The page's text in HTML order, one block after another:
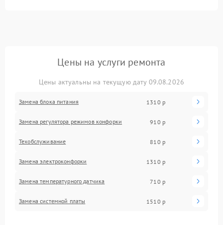
Цены на услуги ремонта
Цены актуальны на текущую дату 09.08.2026
Замена блока питания 1310 р
Замена регулятора режимов конфорки 910 р
Техобслуживание 810 р
Замена электроконфорки 1310 р
Замена температурного датчика 710 р
Замена системной платы 1510 р